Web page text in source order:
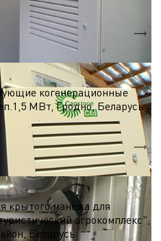
когенерационные
МВт, Гродно, Беларусь
крытого манежа для
агрокомплекс",
Беларусь